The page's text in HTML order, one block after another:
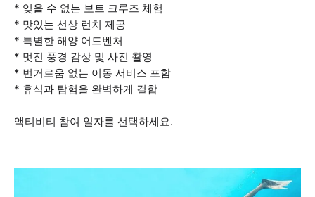
* 잊을 수 없는 보트 크루즈 체험
* 맛있는 선상 런치 제공
* 특별한 해양 어드벤처
* 멋진 풍경 감상 및 사진 촬영
* 번거로움 없는 이동 서비스 포함
* 휴식과 탐험을 완벽하게 결합
액티비티 참여 일자를 선택하세요.